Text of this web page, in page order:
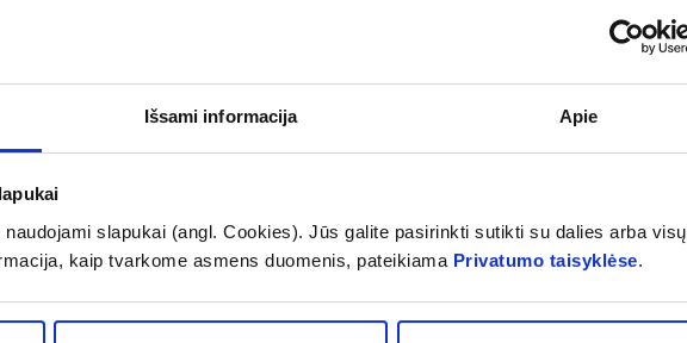
Išsami informacija Apie
slapukai (angl. Cookies). Jūs galite pasirinkti sutikti su dalies arba visų
kaip tvarkome asmens duomenis, pateikiama Privatumo taisyklėse.
laiko pabaigos.
padeda bakterijoms greičiau augti ir daugintis.
1 kapsulę 1–3 kartus per dieną.